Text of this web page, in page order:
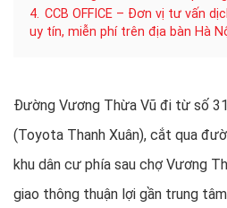
4. CCB OFFICE – Đơn vị tư vấn
uy tín, miễn phí trên địa bàn Hà
Đường Vương Thừa Vũ đi từ số
(Toyota Thanh Xuân), cắt qua
khu dân cư phía sau chợ Vương
giao thông thuận lợi gần trung